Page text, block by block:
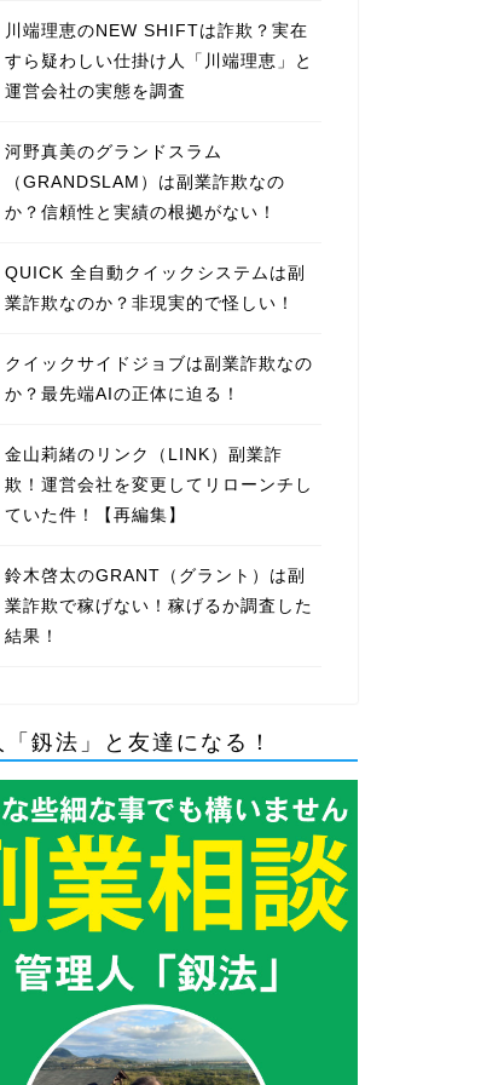
川端理恵のNEW SHIFTは詐欺？実在
すら疑わしい仕掛け人「川端理恵」と
運営会社の実態を調査
河野真美のグランドスラム
（GRANDSLAM）は副業詐欺なの
か？信頼性と実績の根拠がない！
QUICK 全自動クイックシステムは副
業詐欺なのか？非現実的で怪しい！
クイックサイドジョブは副業詐欺なの
か？最先端AIの正体に迫る！
金山莉緒のリンク（LINK）副業詐
欺！運営会社を変更してリローンチし
ていた件！【再編集】
鈴木啓太のGRANT（グラント）は副
業詐欺で稼げない！稼げるか調査した
結果！
釼法」と友達になる！